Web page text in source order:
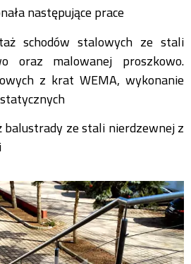
następujące prace
schodów stalowych ze stali
oraz malowanej proszkowo.
z krat WEMA, wykonanie
ze stali nierdzewnej z